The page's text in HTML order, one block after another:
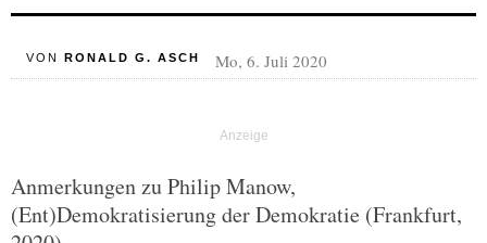
VON RONALD G. ASCH Mo, 6. Juli 2020
Anmerkungen zu Philip Manow,
(Ent)Demokratisierung der Demokratie (Frankfurt,